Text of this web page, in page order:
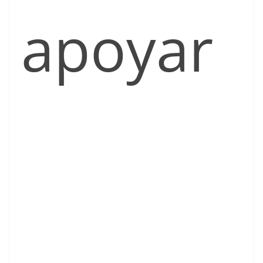
apoyar